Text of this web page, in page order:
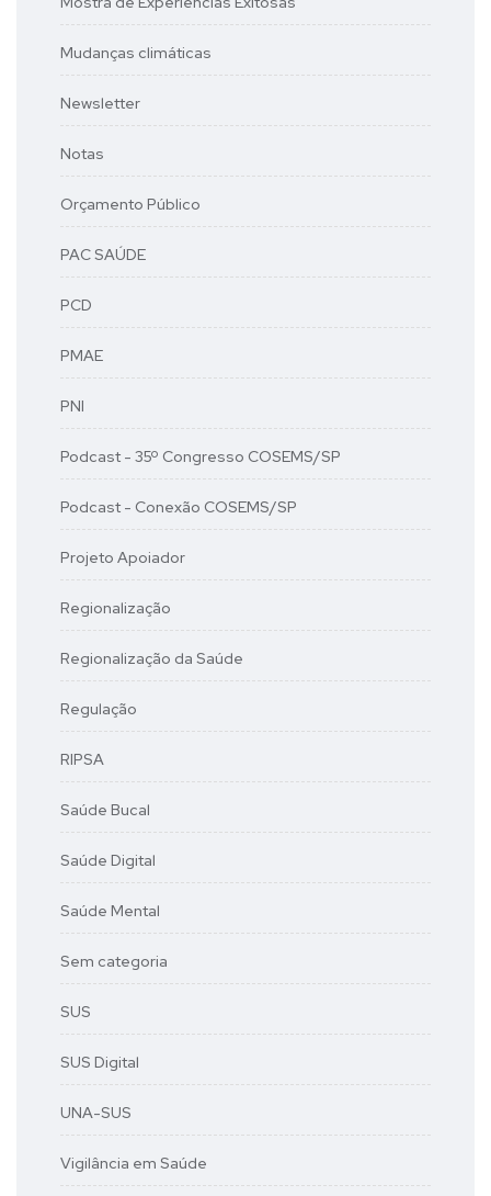
Mudanças climáticas
Newsletter
Notas
Orçamento Público
PAC SAÚDE
PCD
PMAE
PNI
Podcast - 35º Congresso COSEMS/SP
Podcast - Conexão COSEMS/SP
Projeto Apoiador
Regionalização
Regionalização da Saúde
Regulação
RIPSA
Saúde Bucal
Saúde Digital
Saúde Mental
Sem categoria
SUS
SUS Digital
UNA-SUS
Vigilância em Saúde